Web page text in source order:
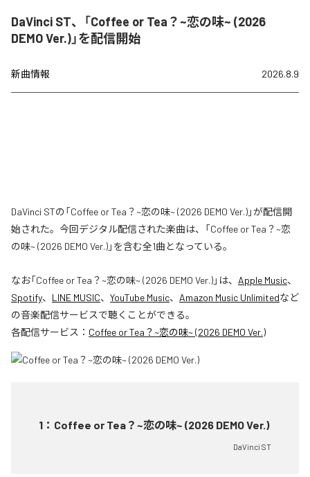
DaVinci ST、「Coffee or Tea？~恋の味~ (2026
DEMO Ver.)」を配信開始
新曲情報 2026.8.9
DaVinci STの「Coffee or Tea？~恋の味~ (2026 DEMO Ver.)」が配信開
始された。今回デジタル配信された楽曲は、「Coffee or Tea？~恋
の味~ (2026 DEMO Ver.)」を含む全1曲となっている。
なお「Coffee or Tea？~恋の味~ (2026 DEMO Ver.)」は、 Apple Music、
Spotify、 LINE MUSIC、 YouTube Music、 Amazon Music Unlimitedなど
の音楽配信サービスで聴くことができる。
各配信サービス： Coffee or Tea？~恋の味~ (2026 DEMO Ver.)
1 ： Coffee or Tea？~恋の味~ (2026 DEMO Ver.)
DaVinci ST